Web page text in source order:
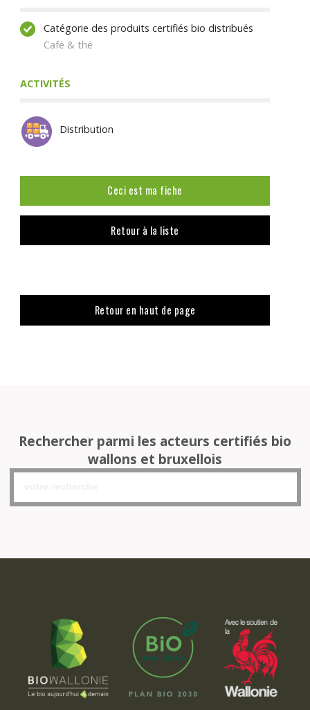
Catégorie des produits certifiés bio distribués
Café & thé
ACTIVITÉS
Distribution
Ceci est ma fiche
Retour à la liste
Retour en haut de page
Rechercher parmi les acteurs certifiés bio
wallons et bruxellois